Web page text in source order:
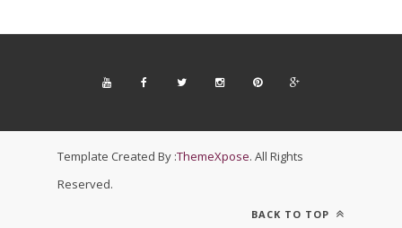
Template Created By :ThemeXpose. All Rights
Reserved.
BACK TO TOP